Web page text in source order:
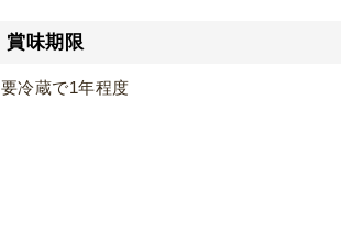
賞味期限
要冷蔵で1年程度